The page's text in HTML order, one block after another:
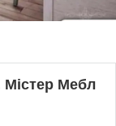
Містер Мебл